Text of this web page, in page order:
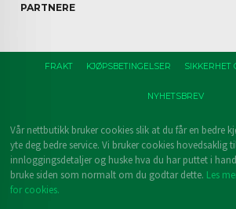
PARTNERE
FRAKT KJØPSBETINGELSER SIKKERHET
NYHETSBREV
Vår nettbutikk bruker cookies slik at du får en bedre
yte deg bedre service. Vi bruker cookies hovedsaklig
innloggingsdetaljer og huske hva du har puttet i
bruke siden som normalt om du godtar dette. Les
for cookies.